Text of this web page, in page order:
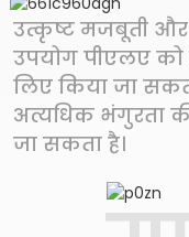
उत्कृष्ट मजबूती
उपयोग पीएलए
लिए किया जा
अत्यधिक भंगुरता
जा सकता है।